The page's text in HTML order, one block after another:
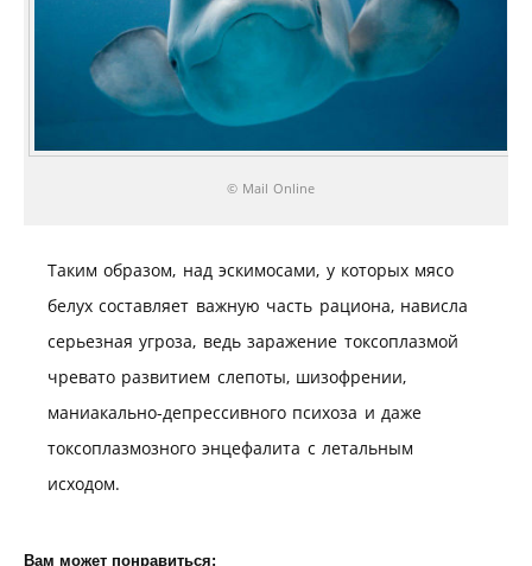
© Mail Online
Таким образом, над эскимосами, у которых мясо
белух составляет важную часть рациона, нависла
серьезная угроза, ведь заражение токсоплазмой
чревато развитием слепоты, шизофрении,
маниакально-депрессивного психоза и даже
токсоплазмозного энцефалита с летальным
исходом.
Вам может понравиться: